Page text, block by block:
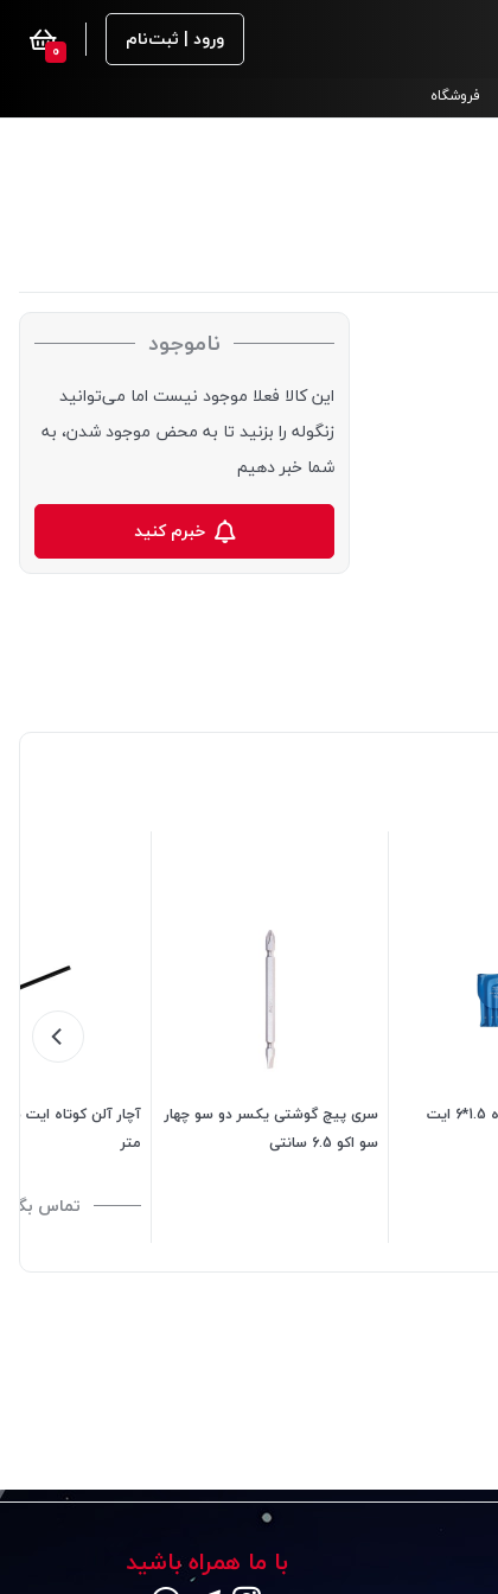
ورود | ثبت‌نام 0
فروشگاه
ناموجود
این کالا فعلا موجود نیست اما می‌توانید
زنگوله را بزنید تا به محض موجود شدن، به
شما خبر دهیم
خبرم کنید
آچار آلن کیفی کوتاه 1.5*6 ایت
سری پیچ گوشتی یکسر دو سو چهار
سو اکو 6.5 سانتی
متر
تماس
با ما همراه باشید